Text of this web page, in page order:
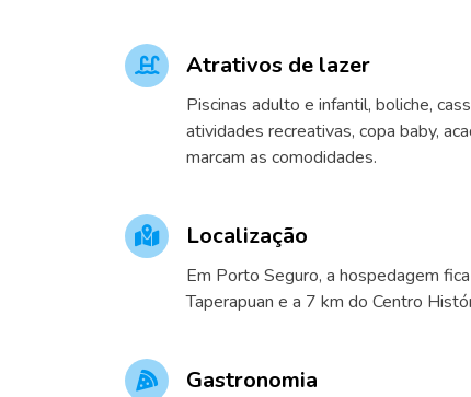
Atrativos de lazer
Piscinas adulto e infantil, boliche,
atividades recreativas, copa baby,
marcam as comodidades.
Localização
Em Porto Seguro, a hospedagem
Taperapuan e a 7 km do Centro
Gastronomia